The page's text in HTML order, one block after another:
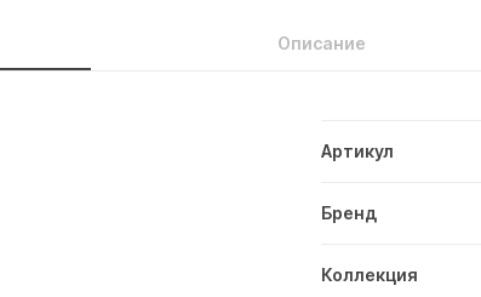
Описание
Артикул
Бренд
Коллекция